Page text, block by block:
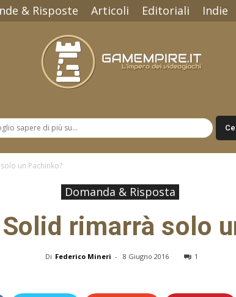
& Risposte Articoli Editoriali Indie
un Pachinko?
Domanda & Risposta
rimarrà solo
Di Federico Mineri - 8 Giugno 2016 1